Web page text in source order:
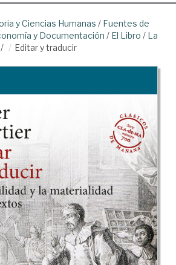
y Ciencias Humanas / Fuentes de
y Documentación / El Libro / La
/ Editar y traducir